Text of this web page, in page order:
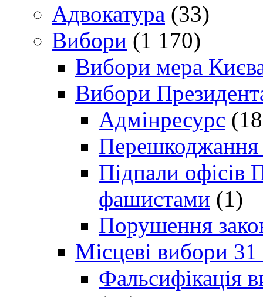
Адвокатура (33)
Вибори (1 170)
Вибори мера
Вибори
Адмінресурс
Перешкоджання
Підпали офісів
фашистами (1)
Порушення
Місцеві вибори
Фальсифікація